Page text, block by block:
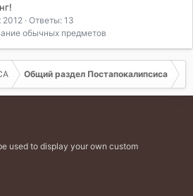
2012
Ответы: 13
обычных предметов
Общий раздел Постапокалипсиса
used to display your own custom